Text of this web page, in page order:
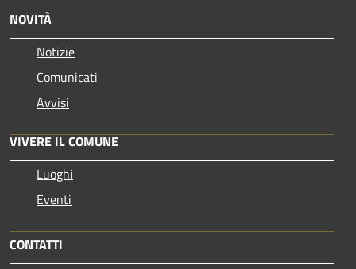
NOVITÀ
Notizie
Comunicati
Avvisi
VIVERE IL COMUNE
Luoghi
Eventi
CONTATTI